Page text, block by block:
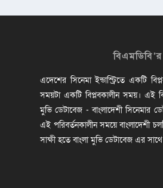
এদেশের সিনেমা ইন্ডাস্ট্রিতে একটি
সময়টা একটি বিপ্লবকালীন সময়। এই
মুভি ডেটাবেজ - বাংলাদেশী সিনেমার
এই পরিবর্তনকালীন সময়ে বাংলাদেশী
সাক্ষী হতে বাংলা মুভি ডেটাবেজ এর